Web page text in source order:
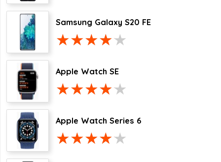
Samsung Galaxy S20 FE
Apple Watch SE
Apple Watch Series 6